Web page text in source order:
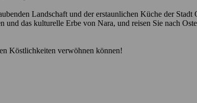
Landschaft und der erstaunlichen Küche der
das kulturelle Erbe von Nara, und reisen Sie nach
Köstlichkeiten verwöhnen können!